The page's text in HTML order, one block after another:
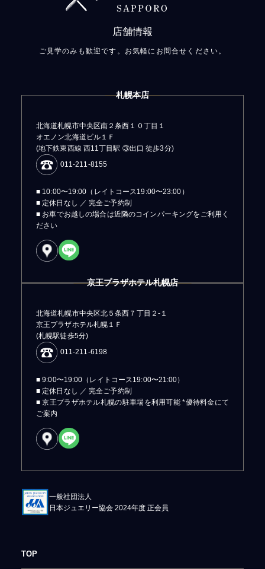
店舗情報
ご見学のみも歓迎です。お気軽にお問合せください。
札幌本店
北海道札幌市中央区南２条西１０丁目１
オエノン北海道ビル１Ｆ
(地下鉄東西線 西11丁目駅 ③出口 徒歩3分)
011-211-8155
■ 10:00〜19:00（レイトコース19:00〜23:00）
■ 定休日なし ／ 完全ご予約制
■ お車でお越しの場合は近隣のコインパーキングをご利用く
ださい
京王プラザホテル札幌店
北海道札幌市中央区北５条西７丁目２-１
京王プラザホテル札幌１Ｆ
(札幌駅徒歩5分)
011-211-6198
■ 9:00〜19:00（レイトコース19:00〜21:00）
■ 定休日なし ／ 完全ご予約制
■ 京王プラザホテル札幌の駐車場を利用可能 *優待料金にて
ご案内
一般社団法人
日本ジュエリー協会 2024年度 正会員
TOP